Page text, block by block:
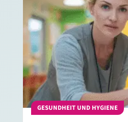
GESUNDHEIT UND HYGIENE